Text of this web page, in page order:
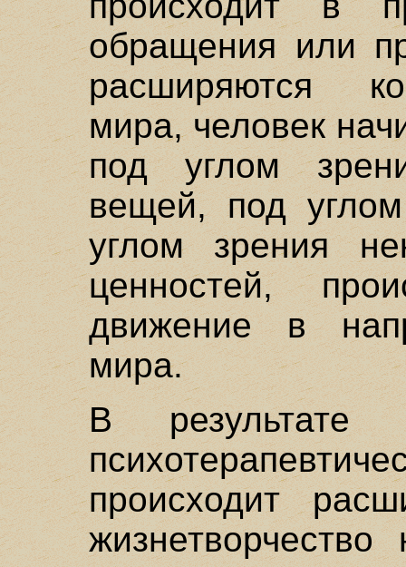
обращения или
расширяются
мира, человек
под углом
вещей, под
углом зрения
ценностей,
движение в
мира.
В результате
происходит